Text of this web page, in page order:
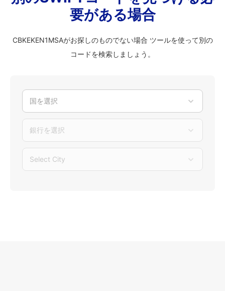
要がある場合
CBKEKEN1MSAがお探しのものでない場合 ツールを使って別の
コードを検索しましょう。
国を選択
銀行を選択
Select City